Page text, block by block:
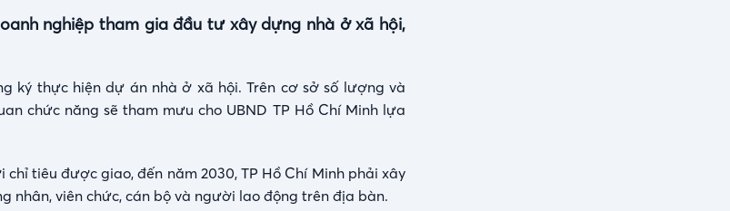
nghiệp tham gia đầu tư xây dựng nhà ở xã hội,
ký thực hiện dự án nhà ở xã hội. Trên cơ sở số lượng và
chức năng sẽ tham mưu cho UBND TP Hồ Chí Minh lựa
chỉ tiêu được giao, đến năm 2030, TP Hồ Chí Minh phải xây
nhân, viên chức, cán bộ và người lao động trên địa bàn.